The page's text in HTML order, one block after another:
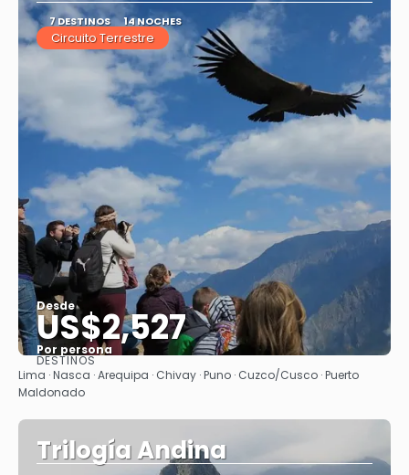
7 DESTINOS 14 NOCHES
Circuito Terrestre
Desde
US$2,527
Por persona
Ver
DESTINOS
Lima · Nasca · Arequipa · Chivay · Puno · Cuzco/Cusco · Puerto
Maldonado
Trilogía Andina